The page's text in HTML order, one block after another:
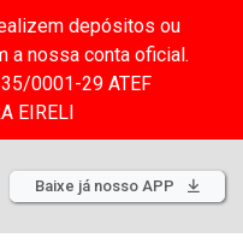
depósitos ou
a nossa conta oficial.
0001-29 ATEF
EIRELI
Baixe já nosso APP